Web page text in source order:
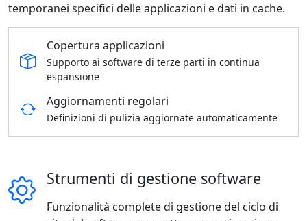
temporanei specifici delle applicazioni e dati in cache.
Copertura applicazioni
Supporto ai software di terze parti in continua
espansione
Aggiornamenti regolari
Definizioni di pulizia aggiornate automaticamente
Strumenti di gestione software
Funzionalità complete di gestione del ciclo di